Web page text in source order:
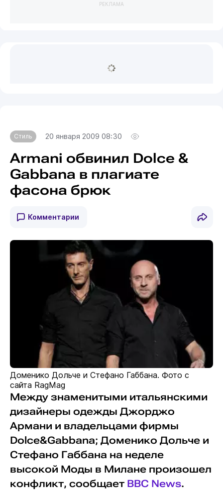
РЕКЛАМА
Стиль 20 января 2009 08:30
Armani обвинил Dolce &
Gabbana в плагиате
фасона брюк
Комментарии
Доменико Дольче и Стефано Габбана. Фото с
сайта RagMag
Между знаменитыми итальянскими
дизайнеры одежды Джорджо
Армани и владельцами фирмы
Dolce&Gabbana; Доменико Дольче и
Стефано Габбана на неделе
высокой Моды в Милане произошел
конфликт, сообщает BBC News.